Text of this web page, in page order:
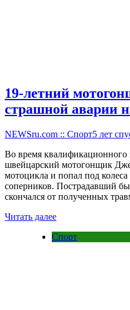
19-летний
страшной аварии
NEWSru.com :: Спорт5 лет
Во время квалификационного
швейцарский мотогонщик
мотоцикла и попал под
соперников. Пострадавший
скончался от полученных
Читать далее
Спорт